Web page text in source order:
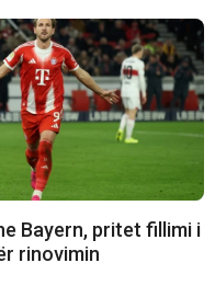
Bayern, pritet fillimi i
rinovimin